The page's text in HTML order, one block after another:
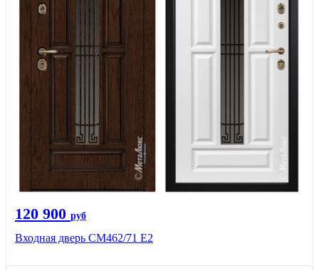
120 900 руб
Входная дверь СМ462/71 Е2